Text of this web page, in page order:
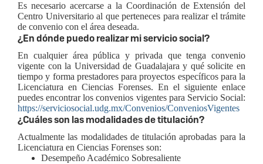
Es necesario acercarse a la Coordinación de Extensión del
Centro Universitario al que perteneces para realizar el trámite
de convenio con el área deseada.
¿En dónde puedo realizar mi servicio social?
En cualquier área pública y privada que tenga convenio
vigente con la Universidad de Guadalajara y qué solicite en
tiempo y forma prestadores para proyectos específicos para la
Licenciatura en Ciencias Forenses. En el siguiente enlace
puedes encontrar los convenios vigentes para Servicio Social:
https://serviciosocial.udg.mx/Convenios/ConveniosVigentes
¿Cuáles son las modalidades de titulación?
Actualmente las modalidades de titulación aprobadas para la
Licenciatura en Ciencias Forenses son:
Desempeño Académico Sobresaliente